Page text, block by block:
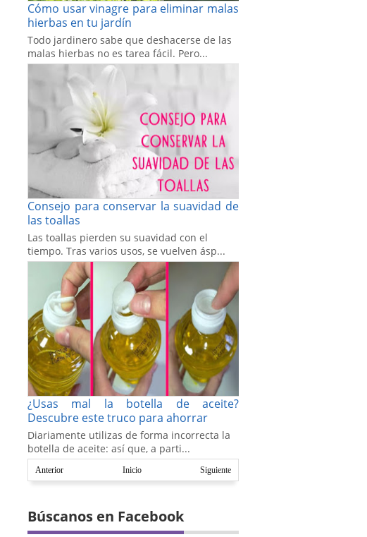
Cómo usar vinagre para eliminar malas
hierbas en tu jardín
Todo jardinero sabe que deshacerse de las
malas hierbas no es tarea fácil. Pero...
Consejo para conservar la suavidad de
las toallas
Las toallas pierden su suavidad con el
tiempo. Tras varios usos, se vuelven ásp...
¿Usas mal la botella de aceite?
Descubre este truco para ahorrar
Diariamente utilizas de forma incorrecta la
botella de aceite: así que, a parti...
Anterior Siguiente
Inicio
Búscanos en Facebook